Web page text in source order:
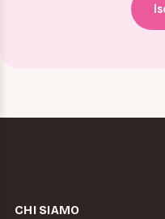
CHI SIAMO